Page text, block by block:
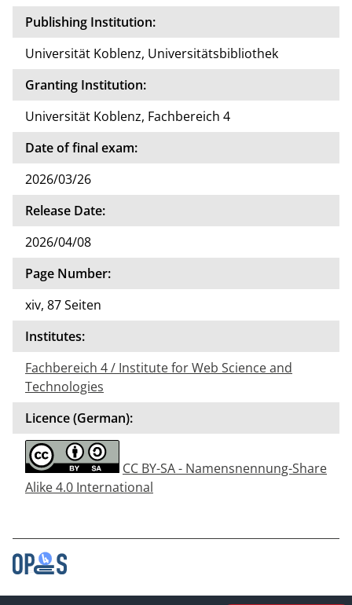
Publishing Institution:
Universität Koblenz, Universitätsbibliothek
Granting Institution:
Universität Koblenz, Fachbereich 4
Date of final exam:
2026/03/26
Release Date:
2026/04/08
Page Number:
xiv, 87 Seiten
Institutes:
Fachbereich 4 / Institute for Web Science and
Technologies
Licence (German):
CC BY-SA - Namensnennung-Share
Alike 4.0 International
Contact